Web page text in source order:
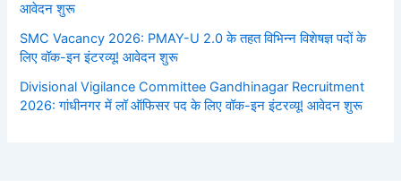
आवेदन शुरू
SMC Vacancy 2026: PMAY-U 2.0 के तहत विभिन्न विशेषज्ञ पदों के
लिए वॉक-इन इंटरव्यू! आवेदन शुरू
Divisional Vigilance Committee Gandhinagar Recruitment
2026: गांधीनगर में लॉ ऑफिसर पद के लिए वॉक-इन इंटरव्यू! आवेदन शुरू